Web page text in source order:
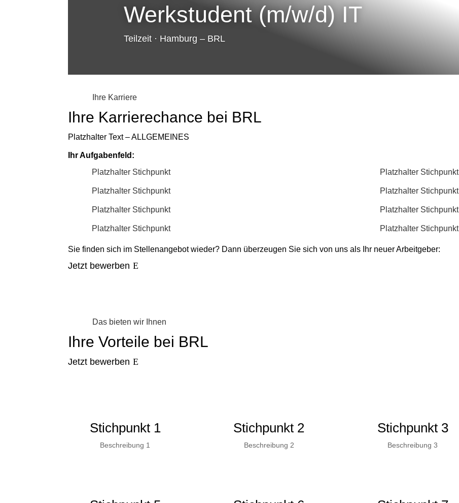
Werkstudent (m/w/d) IT
Teilzeit · Hamburg – BRL
Ihre Karriere
Ihre Karrierechance bei BRL
Platzhalter Text – ALLGEMEINES
Ihr Aufgabenfeld:
Platzhalter Stichpunkt
Platzhalter Stichpunkt
Platzhalter Stichpunkt
Platzhalter Stichpunkt
Platzhalter Stichpunkt
Platzhalter Stichpunkt
Platzhalter Stichpunkt
Platzhalter Stichpunkt
Sie finden sich im Stellenangebot wieder? Dann überzeugen Sie sich von uns als Ihr neuer Arbeitgeber:
Jetzt bewerben
Das bieten wir Ihnen
Ihre Vorteile bei BRL
Jetzt bewerben
Stichpunkt 1
Beschreibung 1
Stichpunkt 2
Beschreibung 2
Stichpunkt 3
Beschreibung 3